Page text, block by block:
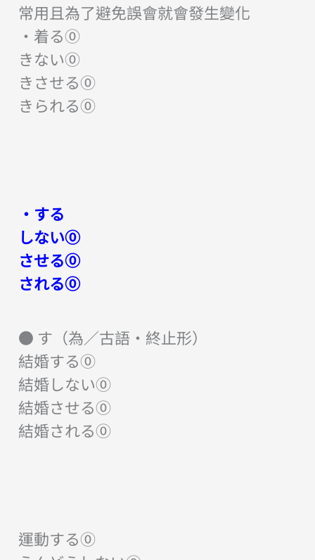
常用且為了避免誤會就會發生變化
・着る⓪
きない⓪
きさせる⓪
きられる⓪
・する
しない⓪
させる⓪
される⓪
● す（為／古語・終止形）
結婚する⓪
結婚しない⓪
結婚させる⓪
結婚される⓪
運動する⓪